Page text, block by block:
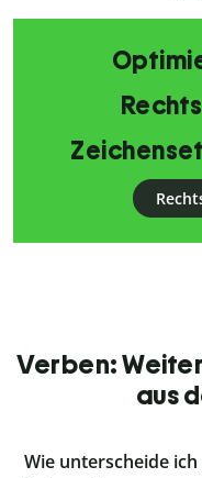
Verben:
aus
Wie unterscheide